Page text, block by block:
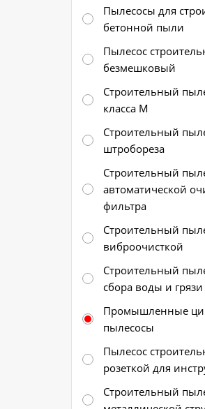
Пылесосы для
бетонной пыли
Пылесос
безмешковый
Строительный
класса М
Строительный
штробореза
Строительный
автоматической
фильтра
Строительный
виброочисткой
Строительный
сбора воды и грязи
Промышленные
пылесосы
Пылесос
розеткой для
Строительный